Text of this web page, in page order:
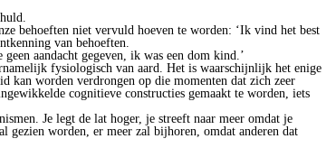
behoeften niet vervuld hoeven te worden: ‘Ik vind het best
van behoeften.
aandacht gegeven, ik was een dom kind.’
fysiologisch van aard. Het is waarschijnlijk het enige
kan worden verdrongen op die momenten dat zich zeer
cognitieve constructies gemaakt te worden, iets
Je legt de lat hoger, je streeft naar meer omdat je
worden, er meer zal bijhoren, omdat anderen dat